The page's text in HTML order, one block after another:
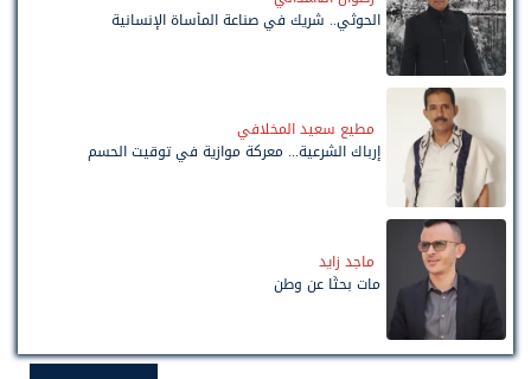
الحوثي.. شريك في صناعة المأساة الإنسانية
مطيع سعيد المخلافي
إرباك الشرعية... معركة موازية في توقيت الحسم
ماجد زايد
مات بحثًا عن وطن